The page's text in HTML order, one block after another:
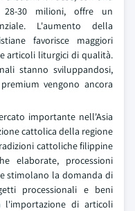
28-30 milioni, offre un
L'aumento della
favorisce maggiori
articoli liturgici di qualità.
stanno sviluppandosi,
vengono ancora
importante nell'Asia
cattolica della regione
cattoliche filippine
elaborate, processioni
stimolano la domanda di
processionali e beni
l'importazione di articoli